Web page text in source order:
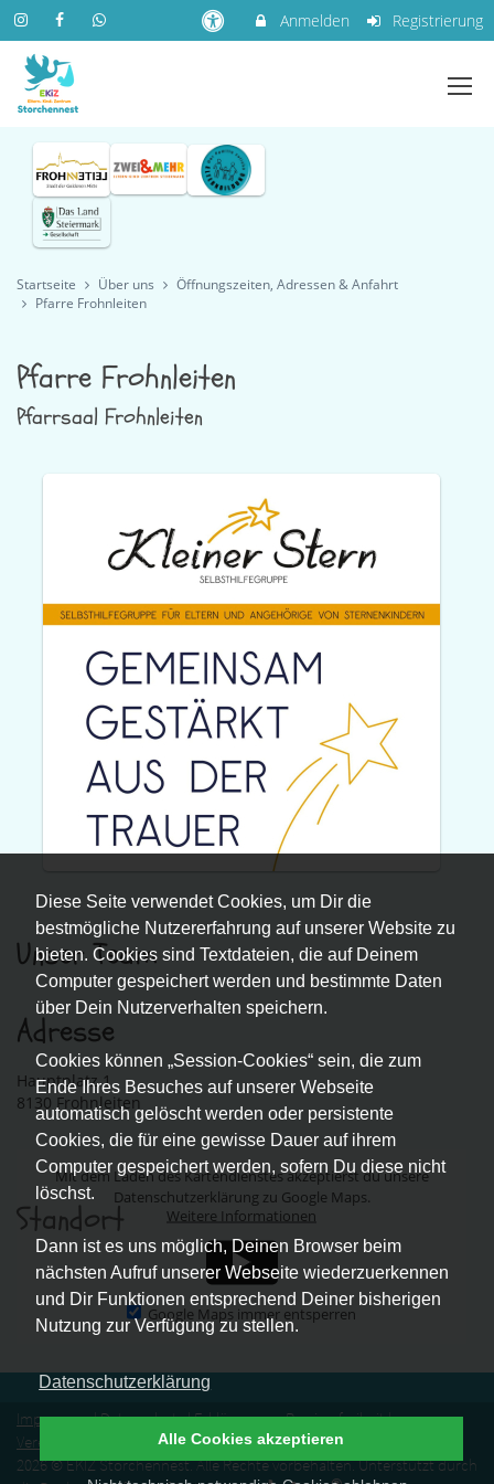
Diese Seite verwendet Cookies, um Dir die
bestmögliche Nutzererfahrung auf unserer Website zu
bieten. Cookies sind Textdateien, die auf Deinem
Computer gespeichert werden und bestimmte Daten
über Dein Nutzerverhalten speichern.
Cookies können „Session-Cookies“ sein, die zum
Ende Ihres Besuches auf unserer Webseite
automatisch gelöscht werden oder persistente
Cookies, die für eine gewisse Dauer auf ihrem
Computer gespeichert werden, sofern Du diese nicht
löschst.
Dann ist es uns möglich, Deinen Browser beim
nächsten Aufruf unserer Webseite wiederzuerkennen
und Dir Funktionen entsprechend Deiner bisherigen
Nutzung zur Verfügung zu stellen.
Datenschutzerklärung
Alle Cookies akzeptieren
Anmelden Registrierung
Startseite Über uns
Öffnungszeiten, Adressen & Anfahrt
Pfarre Frohnleiten
Pfarre Frohnleiten
Pfarrsaal Frohnleiten
Unser Team
Adresse
Hauptplatz 1
8130 Frohnleiten
Standort
Mit dem Laden des Kartendienstes akzeptierst du unsere
Datenschutzerklärung zu Google Maps.
Weitere Informationen
Google Maps immer entsperren
Impressum|Datenschutz|Erklärung zur Barrierefreiheit|
Vereinssatzung
Vertrag widerrufen
2026 © EKIZ Storchennest. Alle Rechte vorbehalten. Unterstützt durch